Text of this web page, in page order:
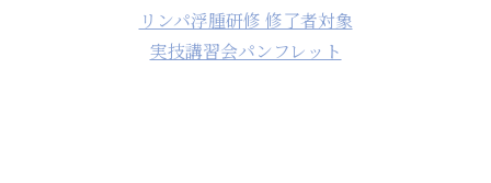
リンパ浮腫研修 修了者対象
実技講習会パンフレット